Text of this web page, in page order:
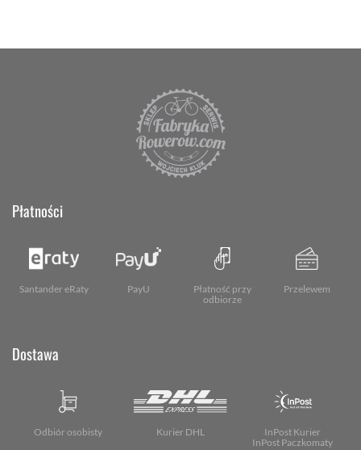
Płatności
Santander eRaty PayU
Płatność przy
odbiorze
Przelewem
Dostawa
Odbiór osobisty Kurier DHL
InPost Kurier
InPost Paczkomaty